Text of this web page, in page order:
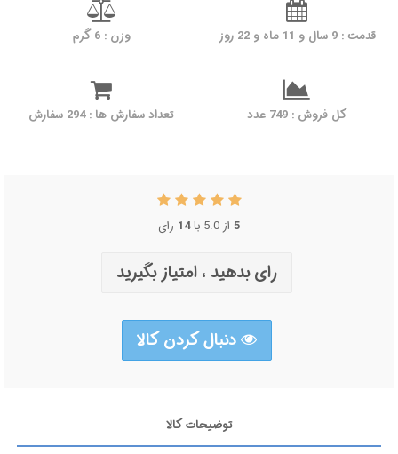
قدمت : 9 سال و 11 ماه و 22 روز وزن : 6 گرم
کل فروش : 749 عدد تعداد سفارش ها : 294 سفارش
5از 5.0 با 14 رای
رای بدهید ، امتیاز بگیرید
دنبال کردن کالا
توضیحات کالا